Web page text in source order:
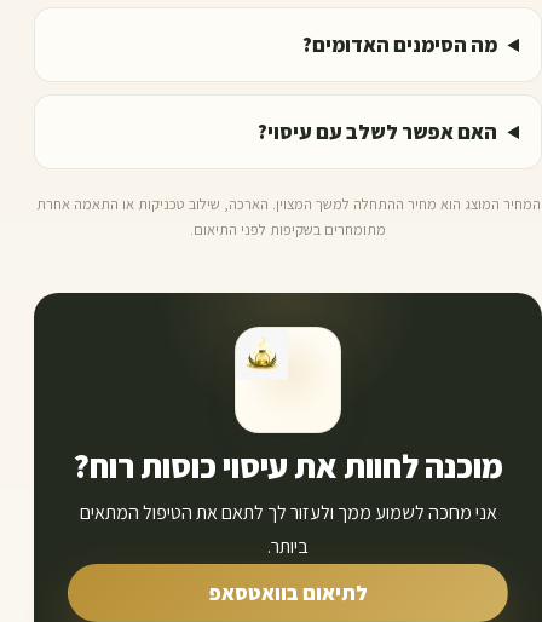
מה הסימנים האדומים?
האם אפשר לשלב עם עיסוי?
המחיר המוצג הוא מחיר ההתחלה למשך המצוין. הארכה, שילוב טכניקות או התאמה אחרת
מתומחרים בשקיפות לפני התיאום.
מוכנה לחוות את עיסוי כוסות רוח?
אני מחכה לשמוע ממך ולעזור לך לתאם את הטיפול המתאים
ביותר.
לתיאום בוואטסאפ